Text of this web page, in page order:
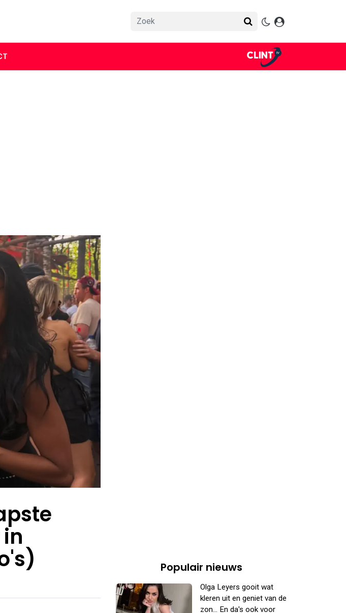
Populair nieuws
Olga Leyers gooit wat
kleren uit en geniet van de
zon... En da's ook voor